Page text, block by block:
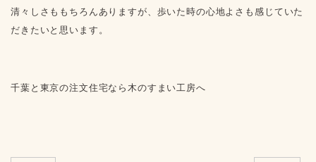
清々しさももちろんありますが、歩いた時の心地よさも感じていた
だきたいと思います。
千葉と東京の注文住宅なら木のすまい工房へ